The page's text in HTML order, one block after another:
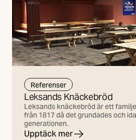
Referenser
Leksands Knäckebröd
Leksands knäckebröd är ett
från 1817 då det grundades och
generationen.
Upptäck mer